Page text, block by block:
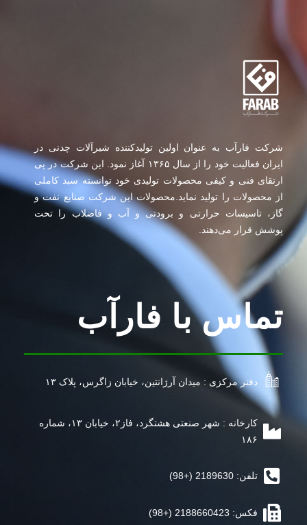
شرکت فارآب به عنوان اولین تولیدکننده شیرآلات چدنی در
ایران فعالیت خود را از سال ۱۳۶۵ آغاز نمود. این شرکت در پی
ارتقای فنی و کیفی محصولات تولیدی خود توانسته سبد کاملی
از محصولات را تولید نماید.محصولات این شرکت صنایع نفت و
گاز، تاسیسات حرارتی و برودتی و آب و فاضلاب را تحت
پوشش قرار می‌دهند.
تماس با فارآب
دفتر مرکزی : میدان آرژانتین، خیابان زاگرس، پلاک ۱۳
کارخانه : شهر صنعتی هشتگرد، فاز۲، خیابان ۱۳، شماره
۱۸۶
تلفن: 2189630 (+98)
فکس: 2188660423 (+98)